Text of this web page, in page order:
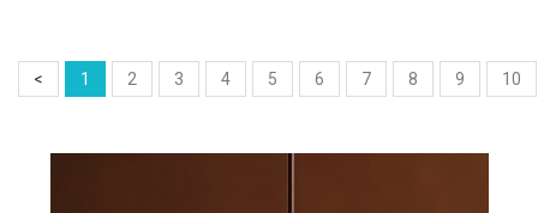
< 1 2 3 4 5 6 7 8 9 10